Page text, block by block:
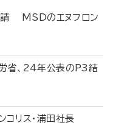
請 MSDのエヌフロン
省、24年公表のP3結
リス・浦田社長